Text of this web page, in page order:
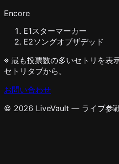
Encore
E1スターマーカー
E2ソングオブザデッド
※ 最も投票数の多いセトリを表
セトリタブから。
お問い合わせ
© 2026 LiveVault — ライブ参